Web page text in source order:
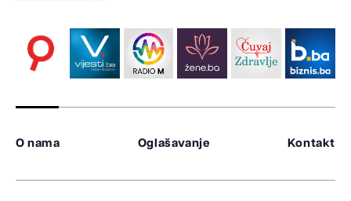
O nama Oglašavanje Kontakt